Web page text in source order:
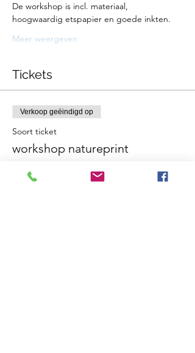
De workshop is incl. materiaal,
hoogwaardig etspapier en goede inkten.
Meer weergeven
Tickets
Verkoop geëindigd op
Soort ticket
workshop natureprint
Meer info